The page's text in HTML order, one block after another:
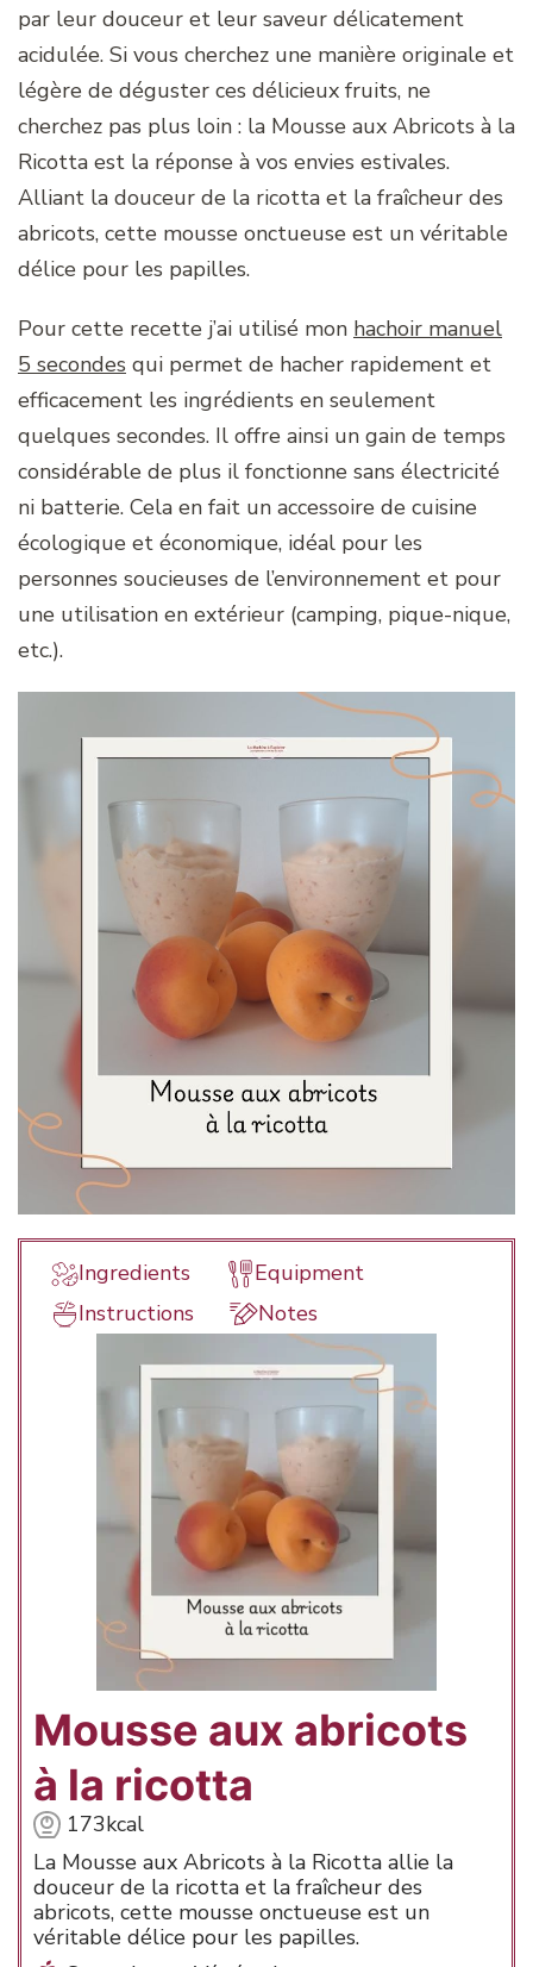
par leur douceur et leur saveur délicatement
acidulée. Si vous cherchez une manière originale et
légère de déguster ces délicieux fruits, ne
cherchez pas plus loin : la Mousse aux Abricots à la
Ricotta est la réponse à vos envies estivales.
Alliant la douceur de la ricotta et la fraîcheur des
abricots, cette mousse onctueuse est un véritable
délice pour les papilles.
Pour cette recette j’ai utilisé mon hachoir manuel
5 secondes qui permet de hacher rapidement et
efficacement les ingrédients en seulement
quelques secondes. Il offre ainsi un gain de temps
considérable de plus il fonctionne sans électricité
ni batterie. Cela en fait un accessoire de cuisine
écologique et économique, idéal pour les
personnes soucieuses de l’environnement et pour
une utilisation en extérieur (camping, pique-nique,
etc.).
Ingredients
Equipment
Instructions
Notes
Mousse aux abricots
à la ricotta
173kcal
La Mousse aux Abricots à la Ricotta allie la
douceur de la ricotta et la fraîcheur des
abricots, cette mousse onctueuse est un
véritable délice pour les papilles.